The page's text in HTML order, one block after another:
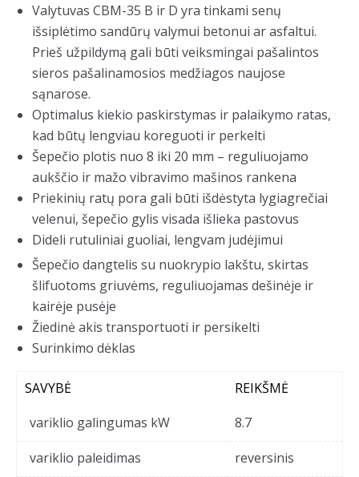
Valytuvas CBM-35 B ir D yra tinkami senų
išsiplėtimo sandūrų valymui betonui ar asfaltui.
Prieš užpildymą gali būti veiksmingai pašalintos
sieros pašalinamosios medžiagos naujose
sąnarose.
Optimalus kiekio paskirstymas ir palaikymo ratas,
kad būtų lengviau koreguoti ir perkelti
Šepečio plotis nuo 8 iki 20 mm – reguliuojamo
aukščio ir mažo vibravimo mašinos rankena
Priekinių ratų pora gali būti išdėstyta lygiagrečiai
velenui, šepečio gylis visada išlieka pastovus
Dideli rutuliniai guoliai, lengvam judėjimui
Šepečio dangtelis su nuokrypio lakštu, skirtas
šlifuotoms griuvėms, reguliuojamas dešinėje ir
kairėje pusėje
Žiedinė akis transportuoti ir persikelti
Surinkimo dėklas
SAVYBĖ
REIKŠMĖ
variklio galingumas kW
8.7
variklio paleidimas
reversinis